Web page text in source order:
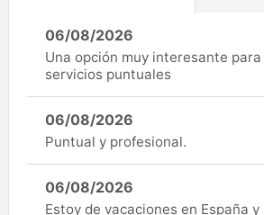
06/08/2026
Una opción muy interesante
servicios puntuales
06/08/2026
Puntual y profesional.
06/08/2026
Estoy de vacaciones en España